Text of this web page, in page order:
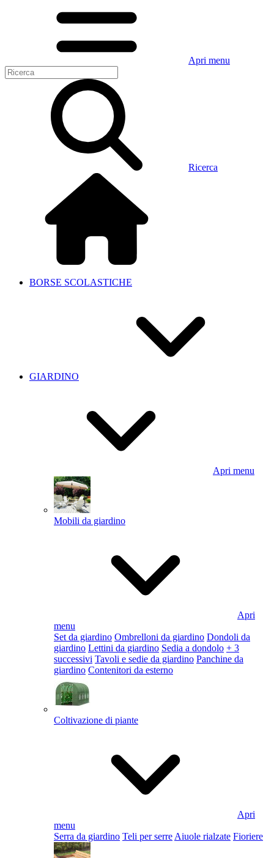
Apri menu
Ricerca
BORSE SCOLASTICHE
GIARDINO
Apri menu
Mobili da giardino
Apri
menu
Set da giardino Ombrelloni da giardino Dondoli da
giardino Lettini da giardino Sedia a dondolo + 3
successivi Tavoli e sedie da giardino Panchine da
giardino Contenitori da esterno
Coltivazione di piante
Apri
menu
Serra da giardino Teli per serre Aiuole rialzate Fioriere